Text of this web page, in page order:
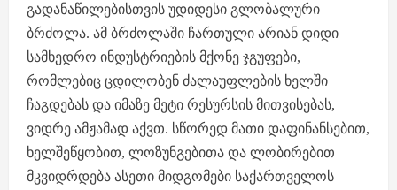
გადანაწილებისთვის უდიდესი გლობალური
ბრძოლა. ამ ბრძოლაში ჩართული არიან დიდი
სამხედრო ინდუსტრიების მქონე ჯგუფები,
რომლებიც ცდილობენ ძალაუფლების ხელში
ჩაგდებას და იმაზე მეტი რესურსის მითვისებას,
ვიდრე ამჟამად აქვთ. სწორედ მათი დაფინანსებით,
ხელშეწყობით, ლოზუნგებითა და ლობირებით
მკვიდრდება ასეთი მიდგომები საქართველოს